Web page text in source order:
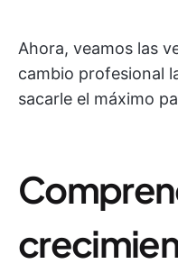
Ahora, veamos las
cambio profesional
sacarle el máximo